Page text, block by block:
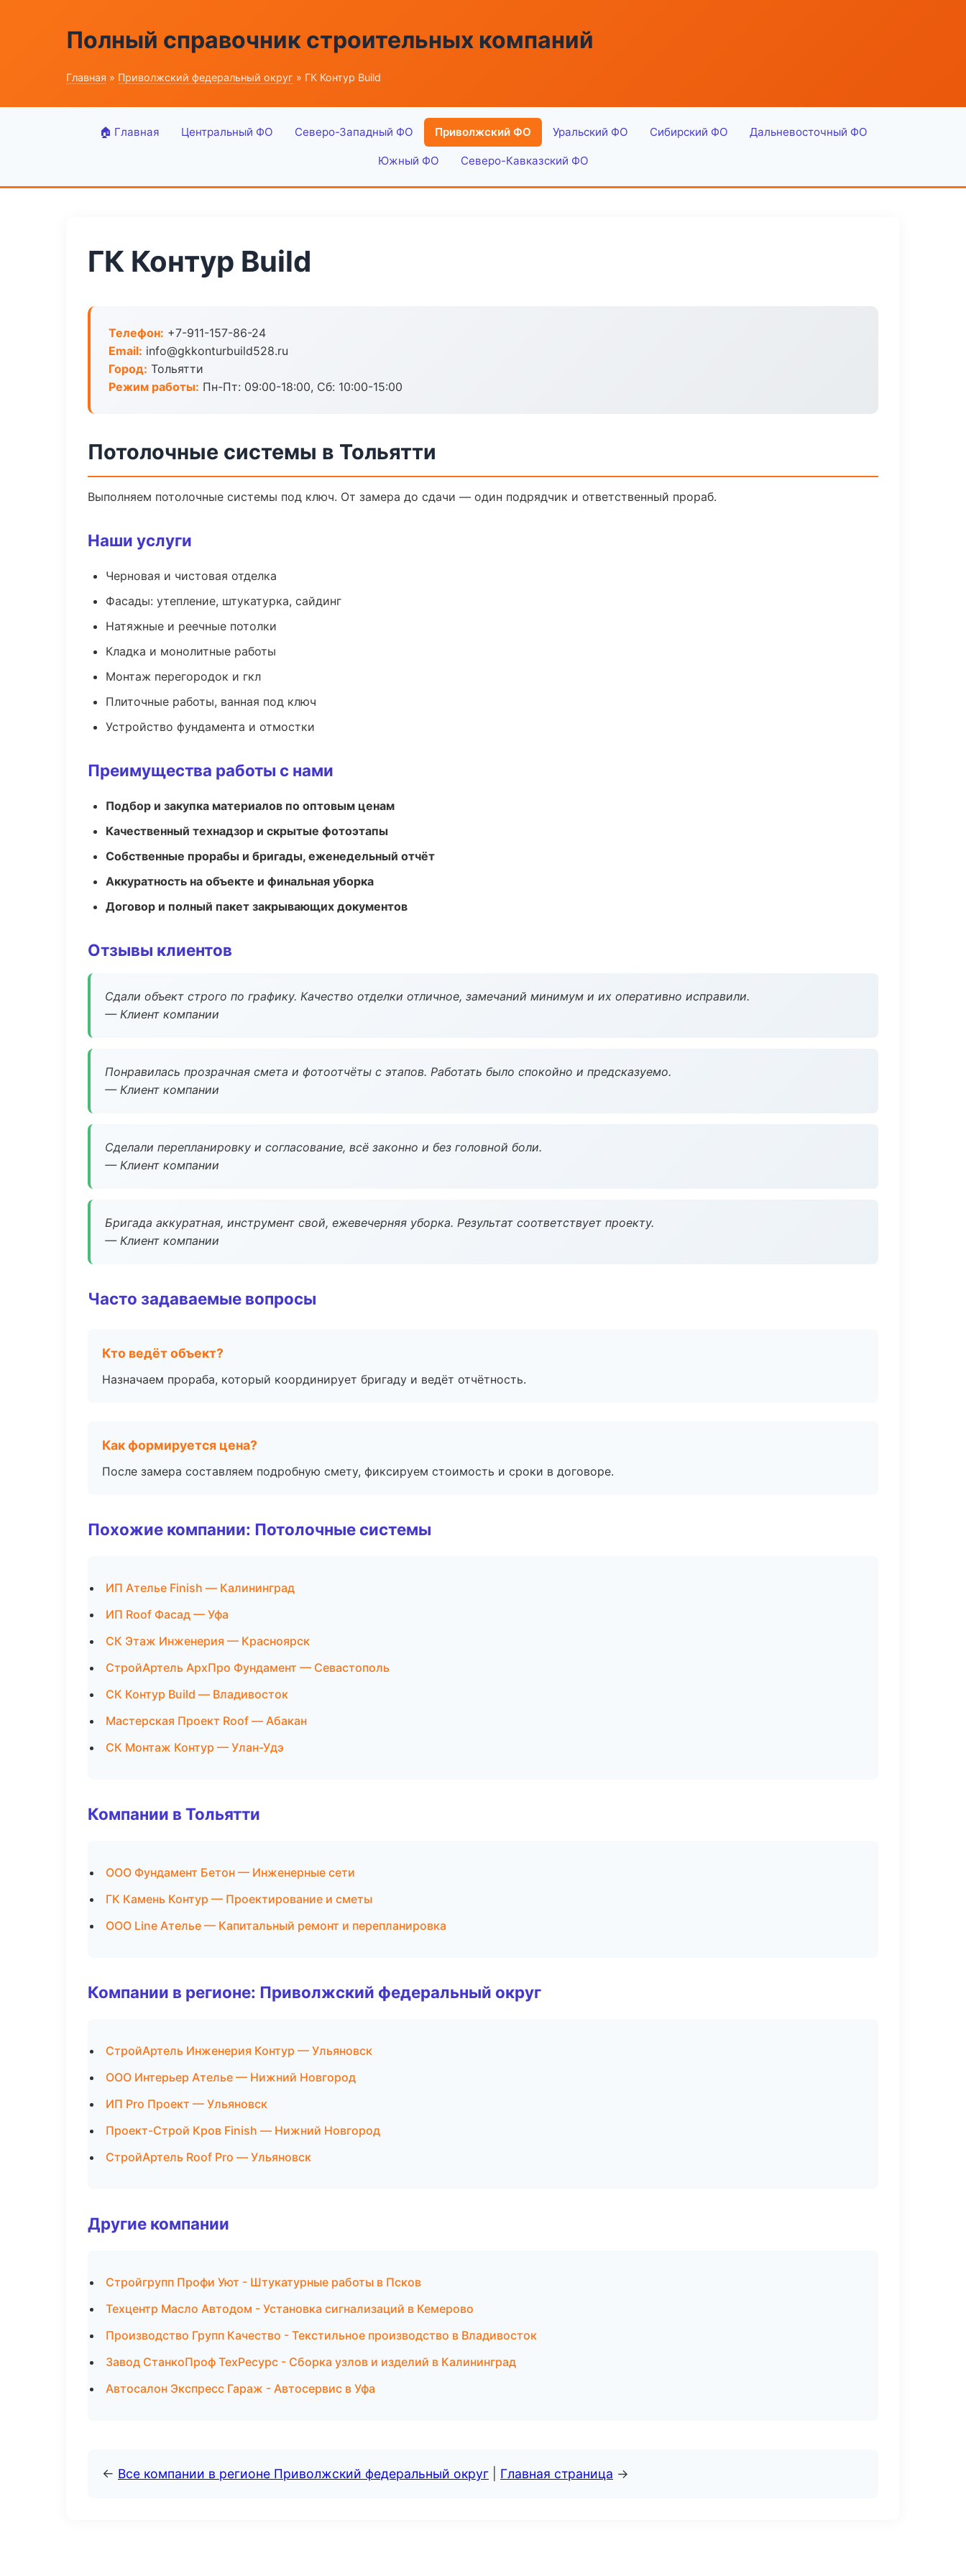
Полный справочник строительных компаний
Главная » Приволжский федеральный округ » ГК Контур Build
🏠 Главная Центральный ФО Северо-Западный ФО Приволжский ФО Уральский ФО Сибирский ФО Дальневосточный ФО
Южный ФО Северо-Кавказский ФО
ГК Контур Build
Телефон: +7-911-157-86-24
Email: info@gkkonturbuild528.ru
Город: Тольятти
Режим работы: Пн-Пт: 09:00-18:00, Сб: 10:00-15:00
Потолочные системы в Тольятти
Выполняем потолочные системы под ключ. От замера до сдачи — один подрядчик и ответственный прораб.
Наши услуги
Черновая и чистовая отделка
Фасады: утепление, штукатурка, сайдинг
Натяжные и реечные потолки
Кладка и монолитные работы
Монтаж перегородок и гкл
Плиточные работы, ванная под ключ
Устройство фундамента и отмостки
Преимущества работы с нами
Подбор и закупка материалов по оптовым ценам
Качественный технадзор и скрытые фотоэтапы
Собственные прорабы и бригады, еженедельный отчёт
Аккуратность на объекте и финальная уборка
Договор и полный пакет закрывающих документов
Отзывы клиентов
Сдали объект строго по графику. Качество отделки отличное, замечаний минимум и их оперативно исправили.
— Клиент компании
Понравилась прозрачная смета и фотоотчёты с этапов. Работать было спокойно и предсказуемо.
— Клиент компании
Сделали перепланировку и согласование, всё законно и без головной боли.
— Клиент компании
Бригада аккуратная, инструмент свой, ежевечерняя уборка. Результат соответствует проекту.
— Клиент компании
Часто задаваемые вопросы
Кто ведёт объект?
Назначаем прораба, который координирует бригаду и ведёт отчётность.
Как формируется цена?
После замера составляем подробную смету, фиксируем стоимость и сроки в договоре.
Похожие компании: Потолочные системы
ИП Ателье Finish — Калининград
ИП Roof Фасад — Уфа
СК Этаж Инженерия — Красноярск
СтройАртель АрхПро Фундамент — Севастополь
СК Контур Build — Владивосток
Мастерская Проект Roof — Абакан
СК Монтаж Контур — Улан-Удэ
Компании в Тольятти
ООО Фундамент Бетон — Инженерные сети
ГК Камень Контур — Проектирование и сметы
ООО Line Ателье — Капитальный ремонт и перепланировка
Компании в регионе: Приволжский федеральный округ
СтройАртель Инженерия Контур — Ульяновск
ООО Интерьер Ателье — Нижний Новгород
ИП Pro Проект — Ульяновск
Проект-Строй Кров Finish — Нижний Новгород
СтройАртель Roof Pro — Ульяновск
Другие компании
Стройгрупп Профи Уют - Штукатурные работы в Псков
Техцентр Масло Автодом - Установка сигнализаций в Кемерово
Производство Групп Качество - Текстильное производство в Владивосток
Завод СтанкоПроф ТехРесурс - Сборка узлов и изделий в Калининград
Автосалон Экспресс Гараж - Автосервис в Уфа
← Все компании в регионе Приволжский федеральный округ Главная страница →